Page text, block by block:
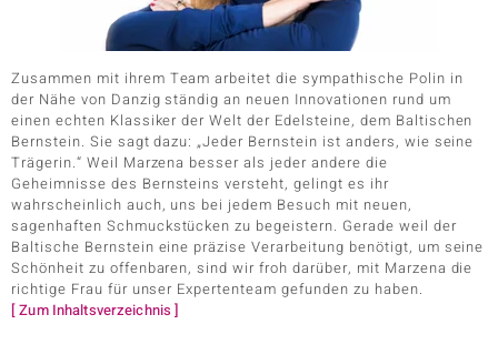
Zusammen mit ihrem Team arbeitet die sympathische Polin in
der Nähe von Danzig ständig an neuen Innovationen rund um
einen echten Klassiker der Welt der Edelsteine, dem Baltischen
Bernstein. Sie sagt dazu: „Jeder Bernstein ist anders, wie seine
Trägerin.“ Weil Marzena besser als jeder andere die
Geheimnisse des Bernsteins versteht, gelingt es ihr
wahrscheinlich auch, uns bei jedem Besuch mit neuen,
sagenhaften Schmuckstücken zu begeistern. Gerade weil der
Baltische Bernstein eine präzise Verarbeitung benötigt, um seine
Schönheit zu offenbaren, sind wir froh darüber, mit Marzena die
richtige Frau für unser Expertenteam gefunden zu haben.
[ Zum Inhaltsverzeichnis ]